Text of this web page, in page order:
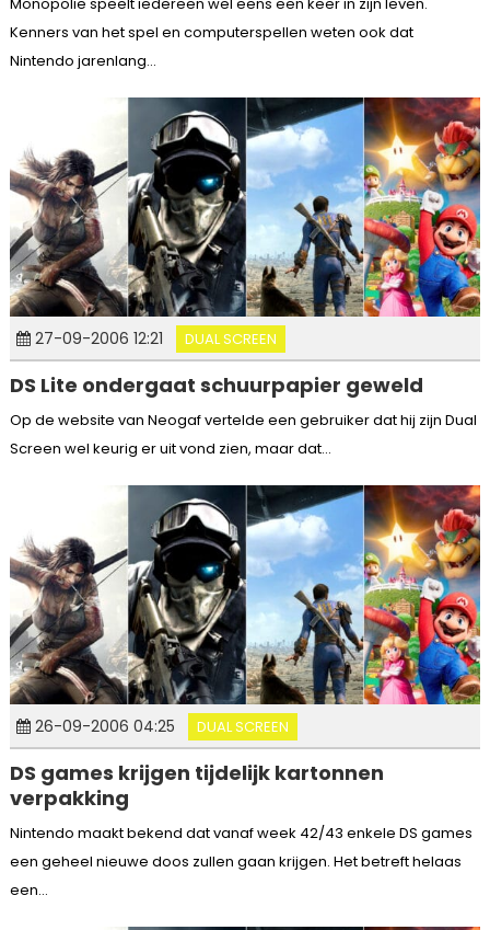
Kenners van het spel en computerspellen weten ook dat
Nintendo jarenlang...
27-09-2006 12:21 DUAL SCREEN
DS Lite ondergaat schuurpapier geweld
Op de website van Neogaf vertelde een gebruiker dat hij zijn Dual
Screen wel keurig er uit vond zien, maar dat...
26-09-2006 04:25 DUAL SCREEN
DS games krijgen tijdelijk kartonnen
verpakking
Nintendo maakt bekend dat vanaf week 42/43 enkele DS games
een geheel nieuwe doos zullen gaan krijgen. Het betreft helaas
een...